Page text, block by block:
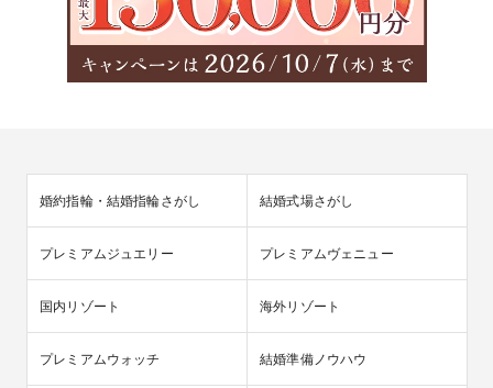
婚約指輪・結婚指輪さがし 結婚式場さがし
プレミアムジュエリー プレミアムヴェニュー
国内リゾート 海外リゾート
プレミアムウォッチ 結婚準備ノウハウ